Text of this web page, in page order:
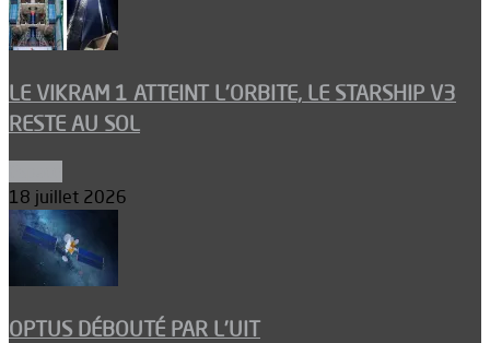
LE VIKRAM 1 ATTEINT L’ORBITE, LE STARSHIP V3
RESTE AU SOL
18 juillet 2026
OPTUS DÉBOUTÉ PAR L’UIT